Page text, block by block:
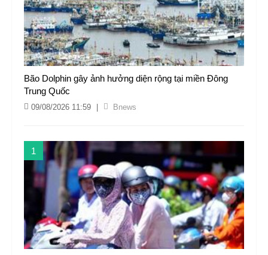
Bão Dolphin gây ảnh hưởng diện rộng tại miền Đông
Trung Quốc
09/08/2026 11:59 Bnews
1